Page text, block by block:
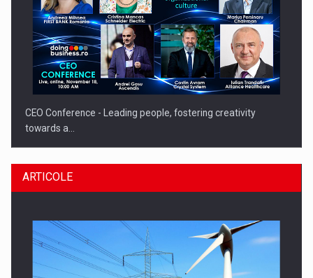
CEO Conference - Leading people, fostering creativity
towards a…
ARTICOLE